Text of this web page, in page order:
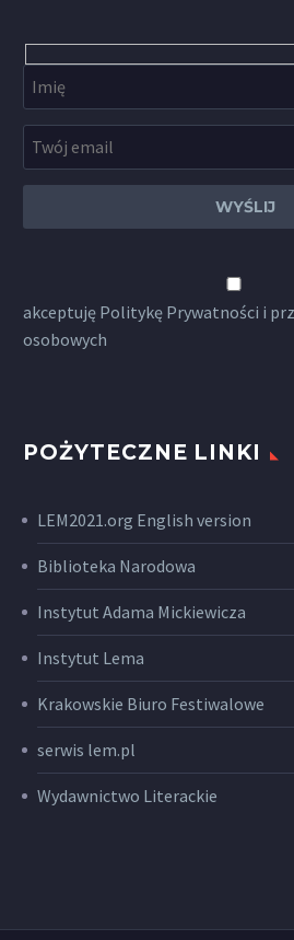
akceptuję Politykę Prywatności i
osobowych
POŻYTECZNE LINKI
LEM2021.org English version
Biblioteka Narodowa
Instytut Adama Mickiewicza
Instytut Lema
Krakowskie Biuro Festiwalowe
serwis lem.pl
Wydawnictwo Literackie